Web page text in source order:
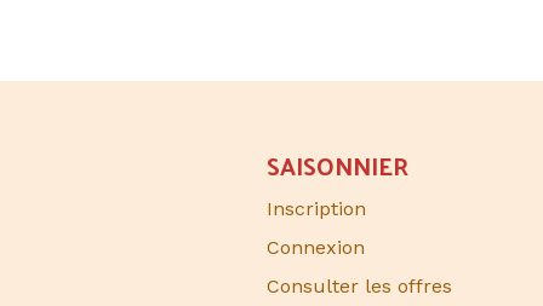
SAISONNIER​
Inscription
Connexion
Consulter les offres